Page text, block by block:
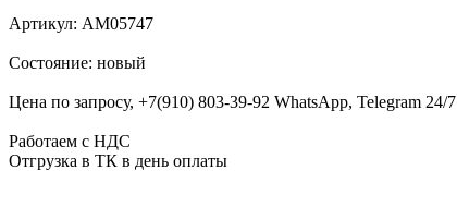
Артикул: AM05747
Состояние: новый
Цена по запросу, +7(910) 803-39-92 WhatsApp, Telegram 24/7
Работаем с НДС
Отгрузка в ТК в день оплаты